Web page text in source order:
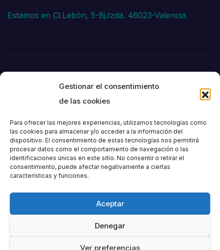
Gestionar el consentimiento
de las cookies
Para ofrecer las mejores experiencias, utilizamos tecnologías como
las cookies para almacenar y/o acceder a la información del
dispositivo. El consentimiento de estas tecnologías nos permitirá
procesar datos como el comportamiento de navegación o las
identificaciones únicas en este sitio. No consentir o retirar el
consentimiento, puede afectar negativamente a ciertas
características y funciones.
Aceptar
Denegar
Ver preferencias
Estamos en Cl.Lebón, 5-Bj.Izda. 46023-Valencia.
Societat
Excursionista de
València